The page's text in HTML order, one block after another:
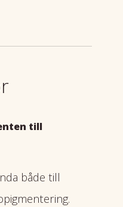
till
både till